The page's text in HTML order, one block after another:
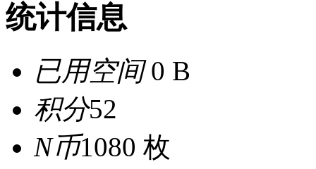
统计信息
已用空间0 B
积分52
N币1080 枚